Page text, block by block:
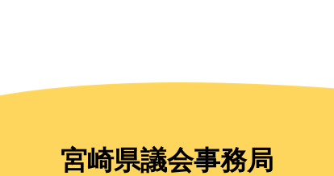
宮崎県議会事務局